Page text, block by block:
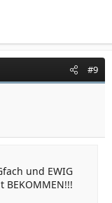
#9
und EWIG
BEKOMMEN!!!